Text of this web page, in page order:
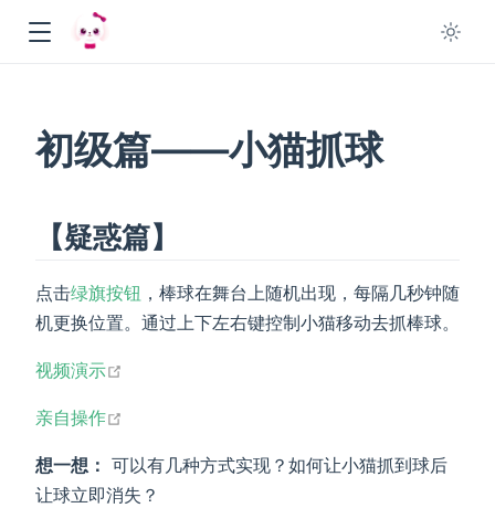
初级篇——小猫抓球
【疑惑篇】
点击绿旗按钮 ，棒球在舞台上随机出现，每隔几秒钟随
机更换位置。通过上下左右键控制小猫移动去抓棒球。
视频演示
亲自操作
想一想： 可以有几种方式实现？如何让小猫抓到球后
让球立即消失？